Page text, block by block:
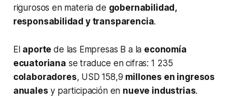
rigurosos en materia de gobernabilidad,
responsabilidad y transparencia.
El aportede las Empresas B a la economía
ecuatoriana se traduce en cifras: 1 235
colaboradores, USD 158,9 millones en ingresos
anuales y participación en nueve industrias.